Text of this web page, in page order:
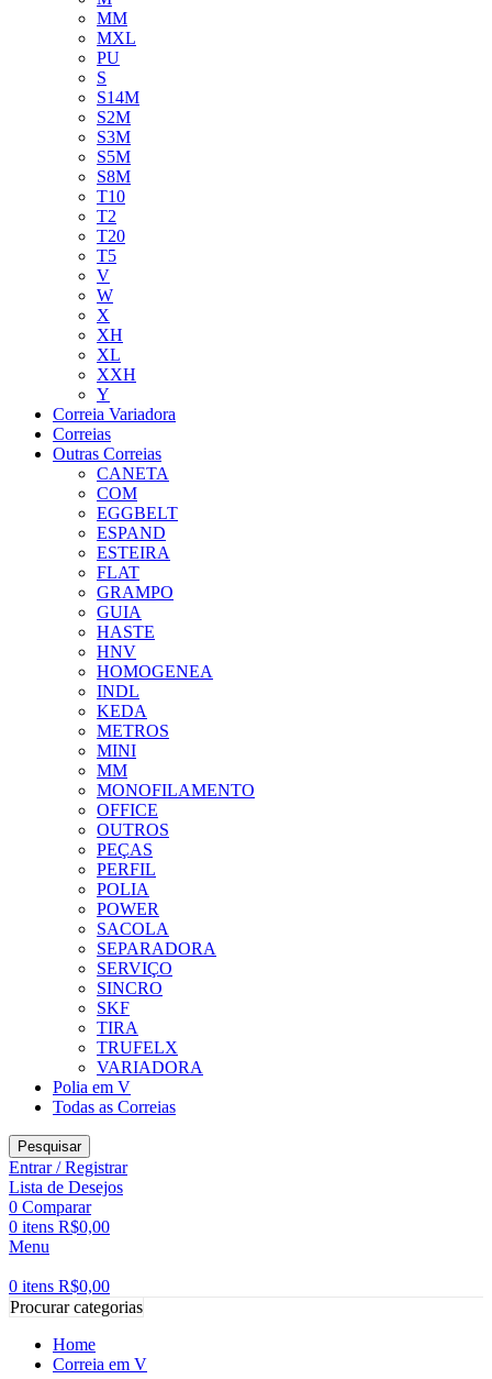
MM
MXL
PU
S
S14M
S2M
S3M
S5M
S8M
T10
T2
T20
T5
V
W
X
XH
XL
XXH
Y
Correia Variadora
Correias
Outras Correias
CANETA
COM
EGGBELT
ESPAND
ESTEIRA
FLAT
GRAMPO
GUIA
HASTE
HNV
HOMOGENEA
INDL
KEDA
METROS
MINI
MM
MONOFILAMENTO
OFFICE
OUTROS
PEÇAS
PERFIL
POLIA
POWER
SACOLA
SEPARADORA
SERVIÇO
SINCRO
SKF
TIRA
TRUFELX
VARIADORA
Polia em V
Todas as Correias
Pesquisar
Entrar / Registrar
Lista de Desejos
0 Comparar
0 itens R$0,00
Menu
0 itens R$0,00
Procurar categorias
Home
Correia em V